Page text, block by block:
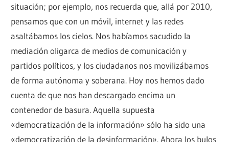
situación; por ejemplo, nos recuerda que, allá por 2010,
pensamos que con un móvil, internet y las redes
asaltábamos los cielos. Nos habíamos sacudido la
mediación oligarca de medios de comunicación y
partidos políticos, y los ciudadanos nos movilizábamos
de forma autónoma y soberana. Hoy nos hemos dado
cuenta de que nos han descargado encima un
contenedor de basura. Aquella supuesta
«democratización de la información» sólo ha sido una
«democratización de la desinformación». Ahora los bulos